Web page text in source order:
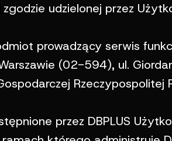
udzielonej przez
prowadzący serwis
(02-594), ul.
przez DBPLUS